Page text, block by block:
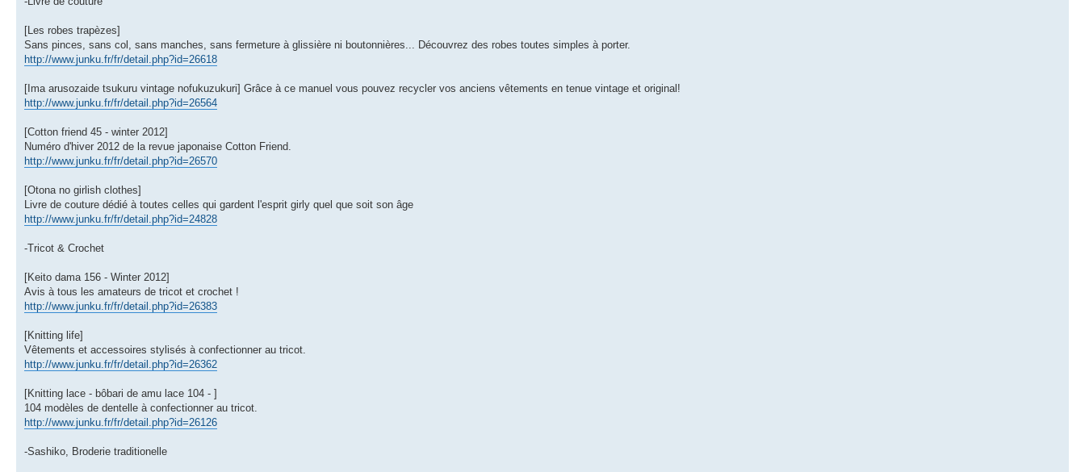
[Les robes trapèzes]
Sans pinces, sans col, sans manches, sans fermeture à glissière ni boutonnières... Découvrez des robes toutes simples à porter.
http://www.junku.fr/fr/detail.php?id=26618
[Ima arusozaide tsukuru vintage nofukuzukuri] Grâce à ce manuel vous pouvez recycler vos anciens vêtements en tenue vintage et original!
http://www.junku.fr/fr/detail.php?id=26564
[Cotton friend 45 - winter 2012]
Numéro d'hiver 2012 de la revue japonaise Cotton Friend.
http://www.junku.fr/fr/detail.php?id=26570
[Otona no girlish clothes]
Livre de couture dédié à toutes celles qui gardent l'esprit girly quel que soit son âge
http://www.junku.fr/fr/detail.php?id=24828
-Tricot & Crochet
[Keito dama 156 - Winter 2012]
Avis à tous les amateurs de tricot et crochet !
http://www.junku.fr/fr/detail.php?id=26383
[Knitting life]
Vêtements et accessoires stylisés à confectionner au tricot.
http://www.junku.fr/fr/detail.php?id=26362
[Knitting lace - bôbari de amu lace 104 - ]
104 modèles de dentelle à confectionner au tricot.
http://www.junku.fr/fr/detail.php?id=26126
-Sashiko, Broderie traditionelle